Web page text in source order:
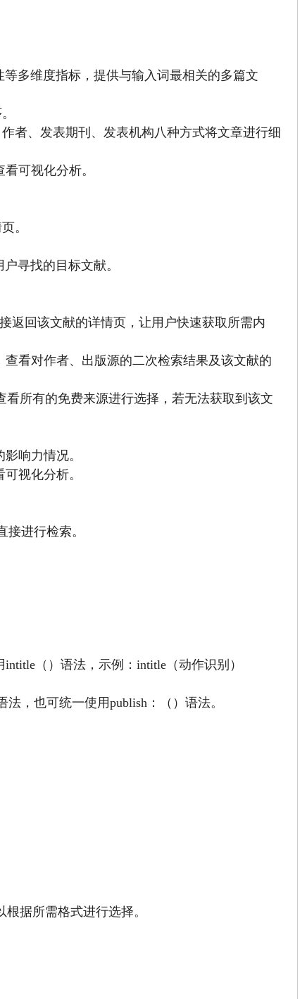
多维度指标，提供与输入词最相关的多篇文
者、发表期刊、发表机构八种方式将文章进行细
可视化分析。
。
寻找的目标文献。
返回该文献的详情页，让用户快速获取所需内
看对作者、出版源的二次检索结果及该文献的
所有的免费来源进行选择，若无法获取到该文
响力情况。
视化分析。
进行检索。
（）语法，示例：intitle（动作识别）
，也可统一使用publish：（）语法。
据所需格式进行选择。